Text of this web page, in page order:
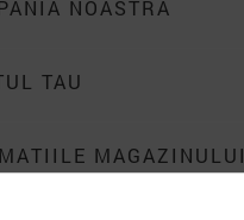
NOASTRA
TAU
MAGAZINULUI